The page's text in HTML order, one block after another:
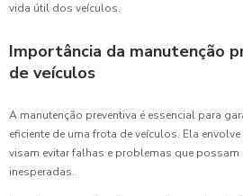
vida útil dos veículos.
Importância da manutenção
de veículos
A manutenção preventiva é essencial para
eficiente de uma frota de veículos. Ela
visam evitar falhas e problemas que possam
inesperadas.